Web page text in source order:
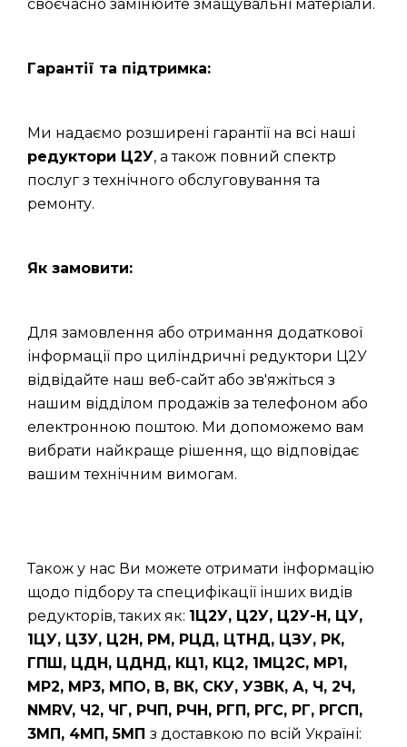
своєчасно замінюйте змащувальні матеріали.
Гарантії та підтримка:
Ми надаємо розширені гарантії на всі наші
редуктори Ц2У, а також повний спектр
послуг з технічного обслуговування та
ремонту.
Як замовити:
Для замовлення або отримання додаткової
інформації про циліндричні редуктори Ц2У
відвідайте наш веб-сайт або зв'яжіться з
нашим відділом продажів за телефоном або
електронною поштою. Ми допоможемо вам
вибрати найкраще рішення, що відповідає
вашим технічним вимогам.
Також у нас Ви можете отримати інформацію
щодо підбору та специфікації інших видів
редукторів, таких як: 1Ц2У, Ц2У, Ц2У-Н, ЦУ,
1ЦУ, Ц3У, Ц2Н, РМ, РЦД, ЦТНД, ЦЗУ, РК,
ГПШ, ЦДН, ЦДНД, КЦ1, КЦ2, 1МЦ2С, МР1,
МР2, МР3, МПО, В, ВК, СКУ, УЗВК, А, Ч, 2Ч,
NMRV, Ч2, ЧГ, РЧП, РЧН, РГП, РГС, РГ, РГСП,
3МП, 4МП, 5МП з доставкою по всій Україні: